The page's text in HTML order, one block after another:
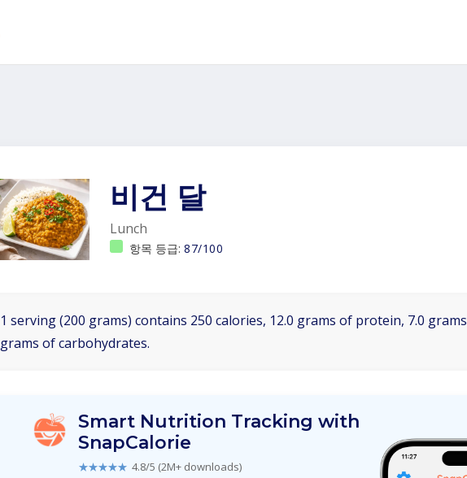
비건 달
Lunch
항목 등급: 87/100
1 serving (200 grams) contains 250 calories, 12.0 grams of protein, 7.0
grams of carbohydrates.
Smart Nutrition Tracking with
SnapCalorie
★★★★★ 4.8/5 (2M+ downloads)